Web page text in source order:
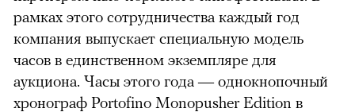
рамках этого сотрудничества каждый год
компания выпускает специальную модель
часов в единственном экземпляре для
аукциона. Часы этого года — однокнопочный
хронограф Portofino Monopusher Edition в